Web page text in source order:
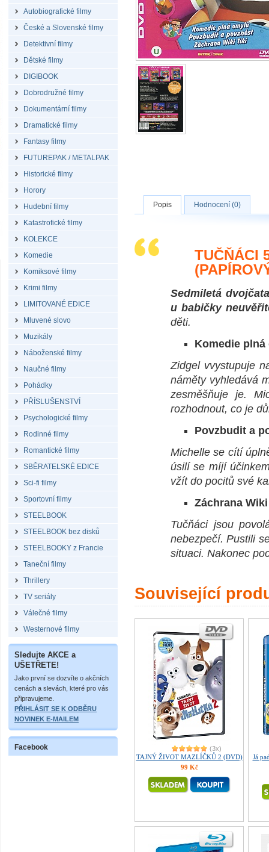
Autobiografické filmy
České a Slovenské filmy
Detektivní filmy
Dětské filmy
DIGIBOOK
Dobrodružné filmy
Dokumentární filmy
Dramatické filmy
Fantasy filmy
FUTUREPAK / METALPAK
Historické filmy
Horory
Hudební filmy
Katastrofické filmy
KOLEKCE
Komedie
Komiksové filmy
Krimi filmy
LIMITOVANÉ EDICE
Mluvené slovo
Muzikály
Náboženské filmy
Naučné filmy
Pohádky
PŘÍSLUŠENSTVÍ
Psychologické filmy
Rodinné filmy
Romantické filmy
SBĚRATELSKÉ EDICE
Sci-fi filmy
Sportovní filmy
STEELBOOK
STEELBOOK bez disků
STEELBOOKY z Francie
Taneční filmy
Thrillery
TV seriály
Válečné filmy
Westernové filmy
Sledujte AKCE a
UŠETŘETE!
Jako první se dozvíte o akčních
cenách a slevách, které pro vás
připravujeme.
PŘIHLÁSIT SE K ODBĚRU
NOVINEK E-MAILEM
Facebook
Popis Hodnocení (0)
TUČŇÁCI
Sedmiletá
u babičky
děti.
Komedie plná
Zidgel vvystupuje
náměty vyhledává
zesměšňuje je.
rozhodnout, co je
Povzbudit a
Michelle se cítí
úsilí se míjí
vžít do pocitů své
Záchrana
Tučňáci jsou
nebezpečí. Pustili
situaci. Nakonec
Související
(3x)
TAJNÝ ŽIVOT MAZLÍČKŮ 2 (DVD)
99 Kč
Já